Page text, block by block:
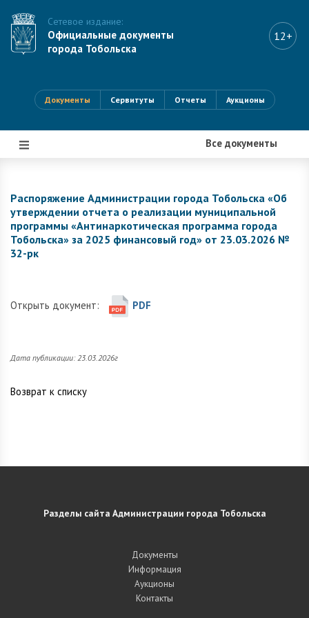
Сетевое издание:
Официальные документы
города Тобольска
12+
Документы Сервитуты Отчеты Аукционы
Все документы
|||
Распоряжение Администрации города Тобольска «Об
утверждении отчета о реализации муниципальной
программы «Антинаркотическая программа города
Тобольска» за 2025 финансовый год» от 23.03.2026 №
32-рк
Открыть документ: PDF
Дата публикации: 23.03.2026г
Возврат к списку
Разделы сайта Администрации города Тобольска
Документы
Информация
Аукционы
Контакты